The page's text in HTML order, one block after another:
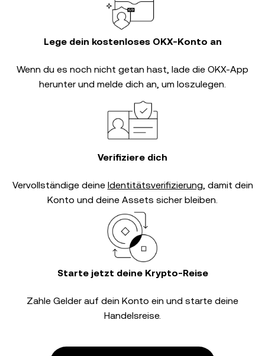
Lege dein kostenloses OKX-Konto an
Wenn du es noch nicht getan hast, lade die OKX-App
herunter und melde dich an, um loszulegen.
Verifiziere dich
Vervollständige deine Identitätsverifizierung, damit dein
Konto und deine Assets sicher bleiben.
Starte jetzt deine Krypto-Reise
Zahle Gelder auf dein Konto ein und starte deine
Handelsreise.